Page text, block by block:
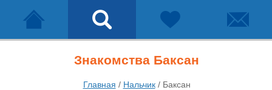
Знакомства Баксан
Главная / Нальчик/ Баксан